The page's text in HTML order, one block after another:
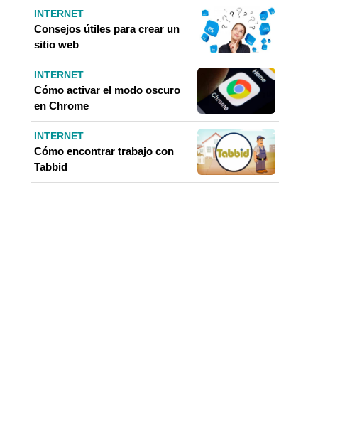
INTERNET
Consejos útiles para crear un
sitio web
INTERNET
Cómo activar el modo oscuro
en Chrome
INTERNET
Cómo encontrar trabajo con
Tabbid